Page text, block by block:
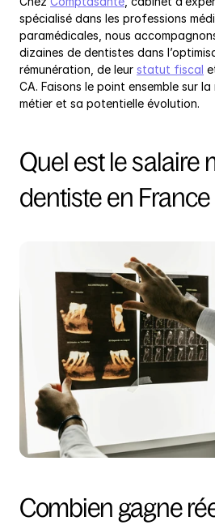
spécialisé dans les professions
paramédicales, nous
dizaines de dentistes dans
rémunération, de leur statut fiscal
CA. Faisons le point ensemble sur
métier et sa potentielle évolution.
Quel est le salaire
dentiste en France
Combien gagne